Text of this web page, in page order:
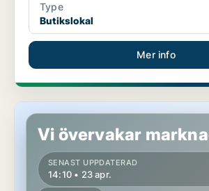
Type
Butikslokal
Mer info
Butikslokal i Lysekil
Vi övervakar
SENAST UPPDATERAD
14:10 • 23 apr.